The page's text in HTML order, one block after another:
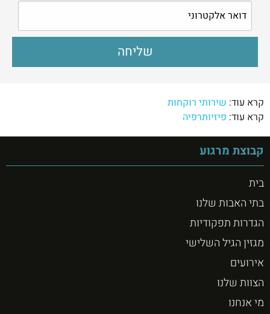
קרא עוד: שירותי רוקחות
קרא עוד: פיזיותרפיה
קבוצת מרגוע
בית
בתי האבות שלנו
הגדרות תפקודיות
מגזין הגיל השלישי
אירועים
הצוות שלנו
מי אנחנו